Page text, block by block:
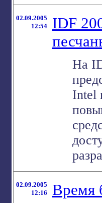
02.09.2005
12:54
IDF
На
Intel
02.09.2005
12:16
Время